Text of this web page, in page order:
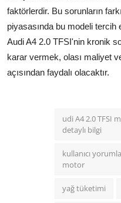
faktörlerdir. Bu sorunların
piyasasında bu modeli
Audi A4 2.0 TFSI'nin kronik
karar vermek, olası maliyet
açısından faydalı olacaktır.
udi A4 2.0 TFSI
detaylı bilgi
kullanıcı
motor
yağ tüketimi